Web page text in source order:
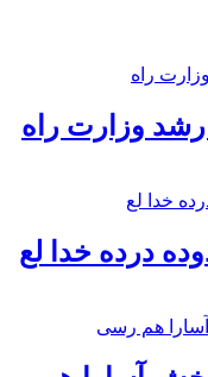
وزارت راه
درده خدا لع